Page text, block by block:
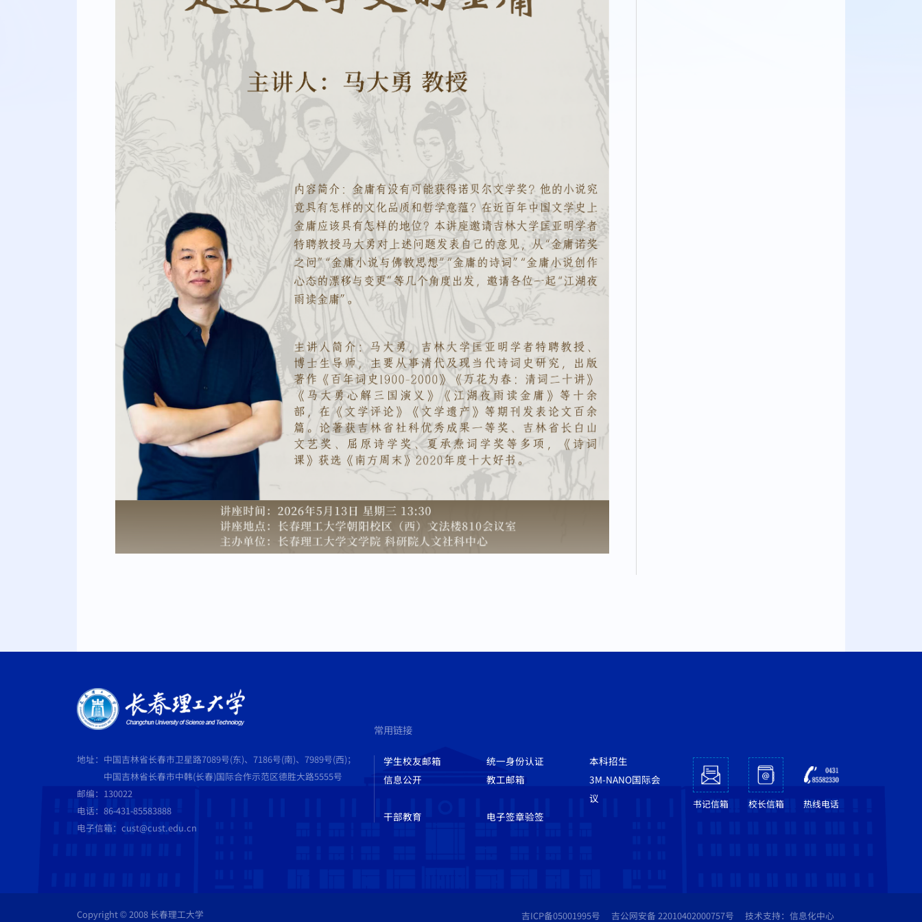
地址：中国吉林省长春市卫星路7089号(东)、7186号(南)、7989号(西)；
中国吉林省长春市中韩(长春)国际合作示范区德胜大路5555号
邮编：130022
电话：86-431-85583888
电子信箱：cust@cust.edu.cn
常用链接
学生校友邮箱 统一身份认证
本科招生
信息公开
教工邮箱
3M-NANO国际会
议
干部教育
电子签章验签
书记信箱 校长信箱 热线电话
Copyright © 2008 长春理工大学 吉ICP备05001995号 吉公网安备 22010402000757号 技术支持：信息化中心